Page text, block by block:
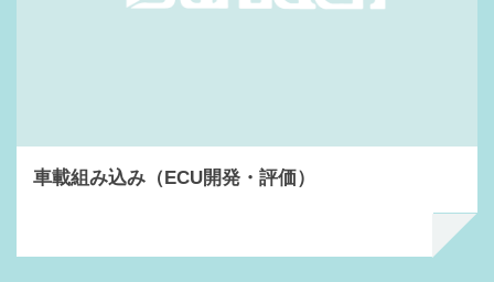
車載組み込み（ECU開発・評価）